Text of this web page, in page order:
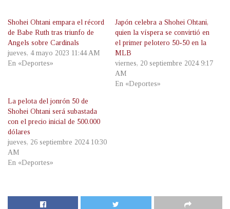
Shohei Ohtani empara el récord
de Babe Ruth tras triunfo de
Angels sobre Cardinals
jueves, 4 mayo 2023 11:44 AM
En «Deportes»
Japón celebra a Shohei Ohtani,
quien la víspera se convirtió en
el primer pelotero 50-50 en la
MLB
viernes, 20 septiembre 2024 9:17
AM
En «Deportes»
La pelota del jonrón 50 de
Shohei Ohtani será subastada
con el precio inicial de 500.000
dólares
jueves, 26 septiembre 2024 10:30
AM
En «Deportes»